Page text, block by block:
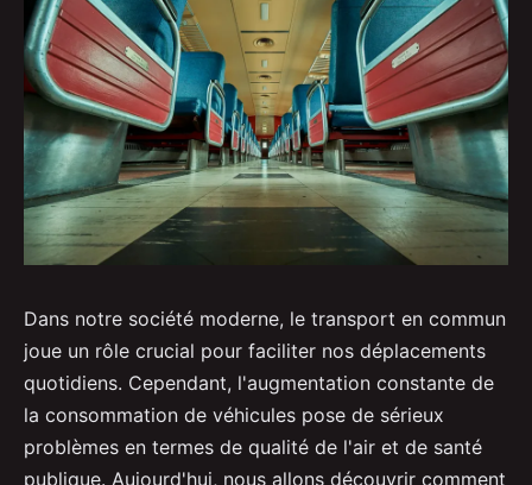
Dans notre société moderne, le transport en commun
joue un rôle crucial pour faciliter nos déplacements
quotidiens. Cependant, l'augmentation constante de
la consommation de véhicules pose de sérieux
problèmes en termes de qualité de l'air et de santé
publique. Aujourd'hui, nous allons découvrir comment